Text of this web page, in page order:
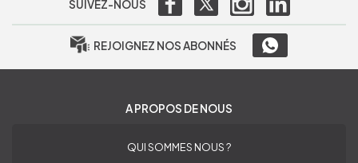
SUIVEZ-NOUS
REJOIGNEZ NOS ABONNÉS
A PROPOS DE NOUS
QUI SOMMES NOUS ?